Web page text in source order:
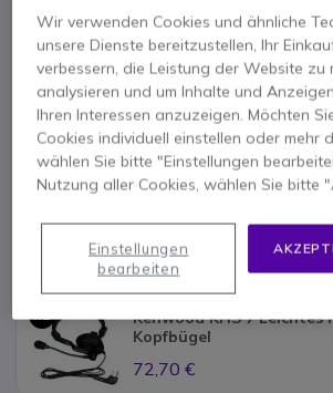
ANGEBOT IN 4
VERFÜGBARKEIT ANFRAGEN
Im Vorteilspack enthalten:
x2 Kenwood PKT-300E
x2
Kenwood KHS 7 Leichtes
Kopfbügel
72,70 €
Wir verwenden Cookies und ähnliche
unsere Dienste bereitzustellen, Ihr
verbessern, die Leistung der Website zu
analysieren und um Inhalte und
Ihren Interessen anzuzeigen. Möchten
Cookies individuell einstellen oder mehr
wählen Sie bitte "Einstellungen
Nutzung aller Cookies, wählen Sie bitte
Einstellungen
bearbeiten